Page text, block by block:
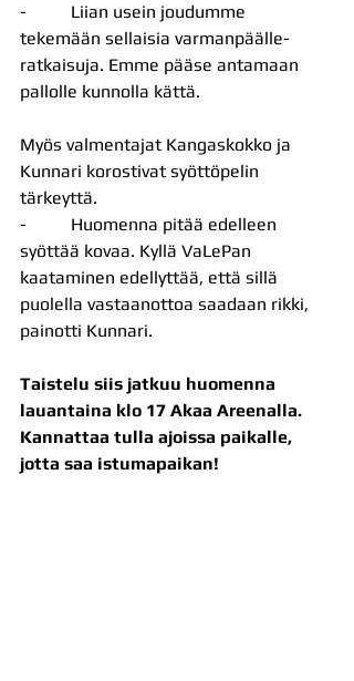
-          Liian usein joudumme
tekemään sellaisia varmanpäälle-
ratkaisuja. Emme pääse antamaan
pallolle kunnolla kättä.
Myös valmentajat Kangaskokko ja
Kunnari korostivat syöttöpelin
tärkeyttä.
-          Huomenna pitää edelleen
syöttää kovaa. Kyllä VaLePan
kaataminen edellyttää, että sillä
puolella vastaanottoa saadaan rikki,
painotti Kunnari.
Taistelu siis jatkuu huomenna
lauantaina klo 17 Akaa Areenalla.
Kannattaa tulla ajoissa paikalle,
jotta saa istumapaikan!